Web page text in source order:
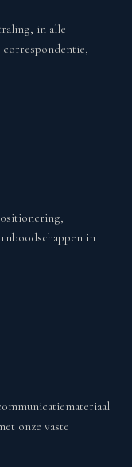
in alle
correspondentie,
in
onze vaste